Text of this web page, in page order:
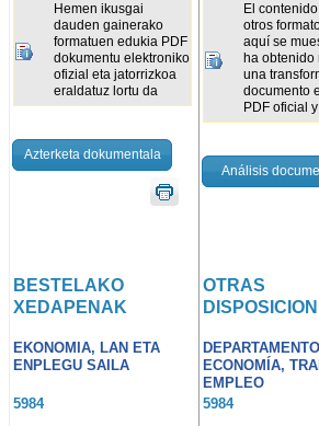
Hemen ikusgai
dauden gainerako
formatuen edukia PDF
dokumentu elektroniko
ofizial eta jatorrizkoa
eraldatuz lortu da
Azterketa dokumentala
El
otros
aquí se
ha obtenido
una
documento
PDF oficial
Análisis
BESTELAKO
XEDAPENAK
OTRAS
EKONOMIA, LAN ETA
ENPLEGU SAILA
ECONOMÍA,
EMPLEO
5984
5984